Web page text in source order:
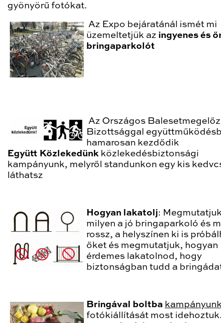
gyönyörű fotókat.
Az Expo bejáratánál ismét mi
üzemeltetjük az ingyenes és
bringaparkolót
Az Országos
Bizottsággal
hamarosan kezdődik
Együtt Közlekedünk közlekedésbiztonsági
kampányunk, melyről standunkon egy kis
láthatsz
Hogyan lakatolj:
milyen a jó bringaparkoló és
rossz, a helyszínen ki is
őket és megmutatjuk, hogyan
érdemes lakatolnod, hogy
biztonságban tudd a
Bringával boltba
fotókiállítását most